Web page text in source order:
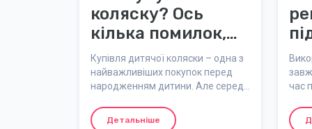
коляску? Ось
кілька помилок,
яких слід
уникати!
Купівля дитячої коляски – одна з
найважливіших покупок перед
народженням дитини. Але серед
легко відчути себе у джунглях
Детальніше
час